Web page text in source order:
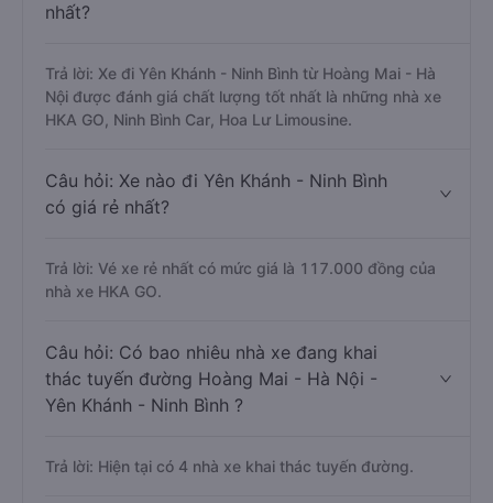
nhất?
Trả lời: Xe đi Yên Khánh - Ninh Bình từ Hoàng Mai - Hà
Nội được đánh giá chất lượng tốt nhất là những nhà xe
HKA GO, Ninh Bình Car, Hoa Lư Limousine.
Câu hỏi: Xe nào đi Yên Khánh - Ninh Bình
có giá rẻ nhất?
Trả lời: Vé xe rẻ nhất có mức giá là 117.000 đồng của
nhà xe HKA GO.
Câu hỏi: Có bao nhiêu nhà xe đang khai
thác tuyến đường Hoàng Mai - Hà Nội -
Yên Khánh - Ninh Bình ?
Trả lời: Hiện tại có 4 nhà xe khai thác tuyến đường.